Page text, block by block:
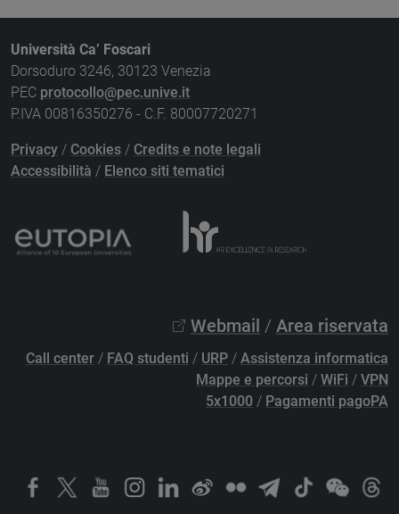
Università Ca’ Foscari
Dorsoduro 3246, 30123 Venezia
PEC protocollo@pec.unive.it
P.IVA 00816350276 - C.F. 80007720271
Privacy / Cookies / Credits e note legali
Accessibilità / Elenco siti tematici
Webmail / Area riservata
Call center / FAQ studenti / URP / Assistenza informatica
Mappe e percorsi / WiFi / VPN
5x1000 / Pagamenti pagoPA